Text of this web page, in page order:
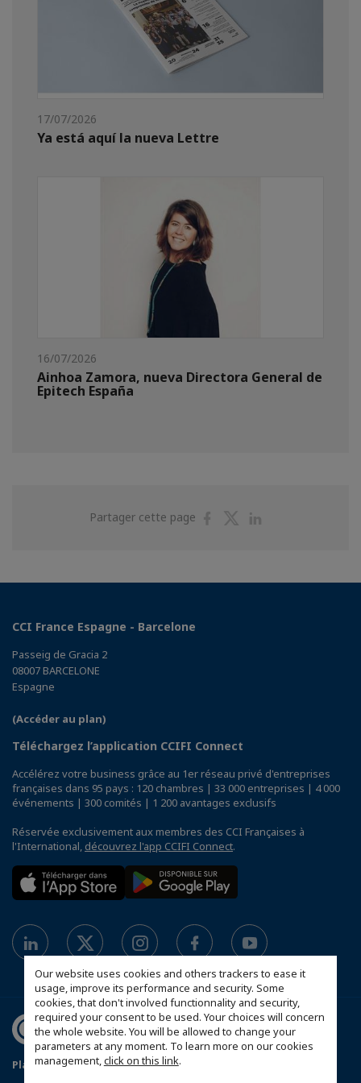
Our website uses cookies and others trackers to ease it
usage, improve its performance and security. Some
cookies, that don't involved functionnality and security,
required your consent to be used. Your choices will concern
the whole website. You will be allowed to change your
parameters at any moment. To learn more on our cookies
management,click on this link.
17/07/2026
Ya está aquí la nueva Lettre
16/07/2026
Ainhoa Zamora, nueva Directora General de
Epitech España
Partager cette page
PartagerPartager
CCI France Espagne - Barcelone
Passeig de Gracia 2
08007 BARCELONE
Espagne
(Accéder au plan)
Téléchargez l’application CCIFI Connect
Accélérez votre business grâce au 1er réseau privé d'entreprises
françaises dans 95 pays : 120 chambres | 33 000 entreprises | 4 000
événements | 300 comités | 1 200 avantages exclusifs
Réservée exclusivement aux membres des CCI Françaises à
l'International, découvrez l'app CCIFI Connect.
Plan du site Política de protección de datos